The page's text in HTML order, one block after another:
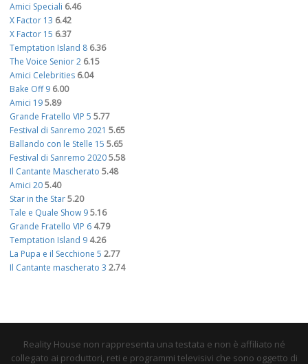
Amici Speciali 6.46
X Factor 13 6.42
X Factor 15 6.37
Temptation Island 8 6.36
The Voice Senior 2 6.15
Amici Celebrities 6.04
Bake Off 9 6.00
Amici 195.89
Grande Fratello VIP 5 5.77
Festival di Sanremo 2021 5.65
Ballando con le Stelle 15 5.65
Festival di Sanremo 20205.58
Il Cantante Mascherato 5.48
Amici 205.40
Star in the Star5.20
Tale e Quale Show 95.16
Grande Fratello VIP 6 4.79
Temptation Island 9 4.26
La Pupa e il Secchione 5 2.77
Il Cantante mascherato 3 2.74
Reality House non rappresenta una testata e non è affiliato né
collegato ai produttori, reti e programmi televisivi che sono oggetto di